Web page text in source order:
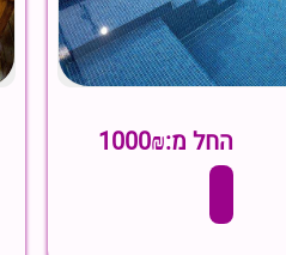
החל מ:1000₪